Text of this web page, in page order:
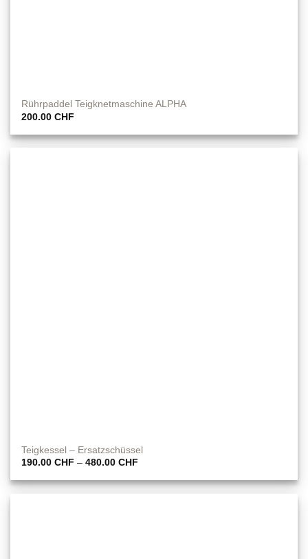
Rührpaddel Teigknetmaschine ALPHA
200.00CHF
Teigkessel – Ersatzschüssel
190.00CHF –480.00CHF
bis
480.00 CHF